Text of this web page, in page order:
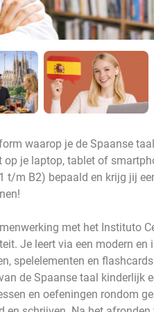
waarop je de Spaanse
je laptop, tablet of
t/m B2) bepaald en krijg jij
met het Instituto
Je leert via een modern
spelelementen en
de Spaanse taal kinderlijk
en oefeningen rondom